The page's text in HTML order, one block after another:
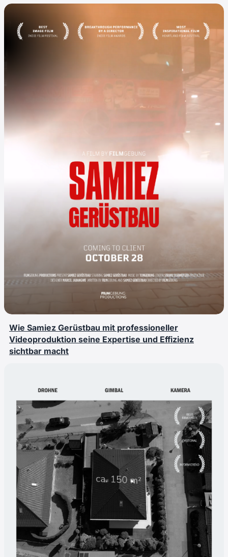
Wie Samiez Gerüstbau mit professioneller
Videoproduktion seine Expertise und Effizienz
sichtbar macht